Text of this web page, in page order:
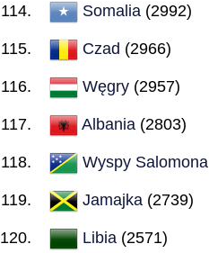
Somalia (2992)
Czad (2966)
Węgry (2957)
Albania (2803)
Wyspy Salomona
Jamajka (2739)
Libia (2571)